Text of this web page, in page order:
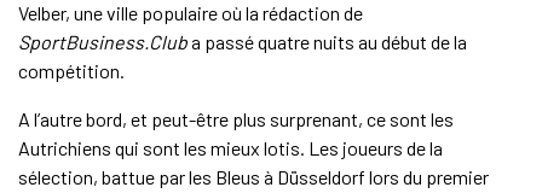
Velber, une ville populaire où la rédaction de
SportBusiness.Cluba passé quatre nuits au début de la
compétition.
A l’autre bord, et peut-être plus surprenant, ce sont les
Autrichiens qui sont les mieux lotis. Les joueurs de la
sélection, battue par les Bleus à Düsseldorf lors du premier